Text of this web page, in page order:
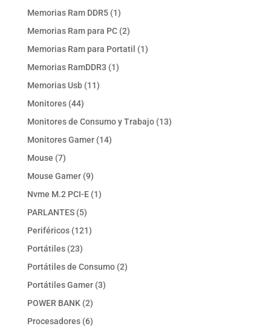
producto
Memorias Ram DDR5 11
producto
Memorias Ram para PC 22
productos
Memorias Ram para Portatil 11
Memorias RamDDR3 11
Memorias Usb 1111
Monitores 4444
productos
Monitores de Consumo y Trabajo 1313
Monitores Gamer 1414
Mouse 77
productos
Mouse Gamer 99
productos
Nvme M.2 PCI-E 11
PARLANTES 55
productos
Periféricos 121121
Portátiles 2323
productos
Portátiles de Consumo 22
Portátiles Gamer 33
POWER BANK 22
productos
Procesadores 66